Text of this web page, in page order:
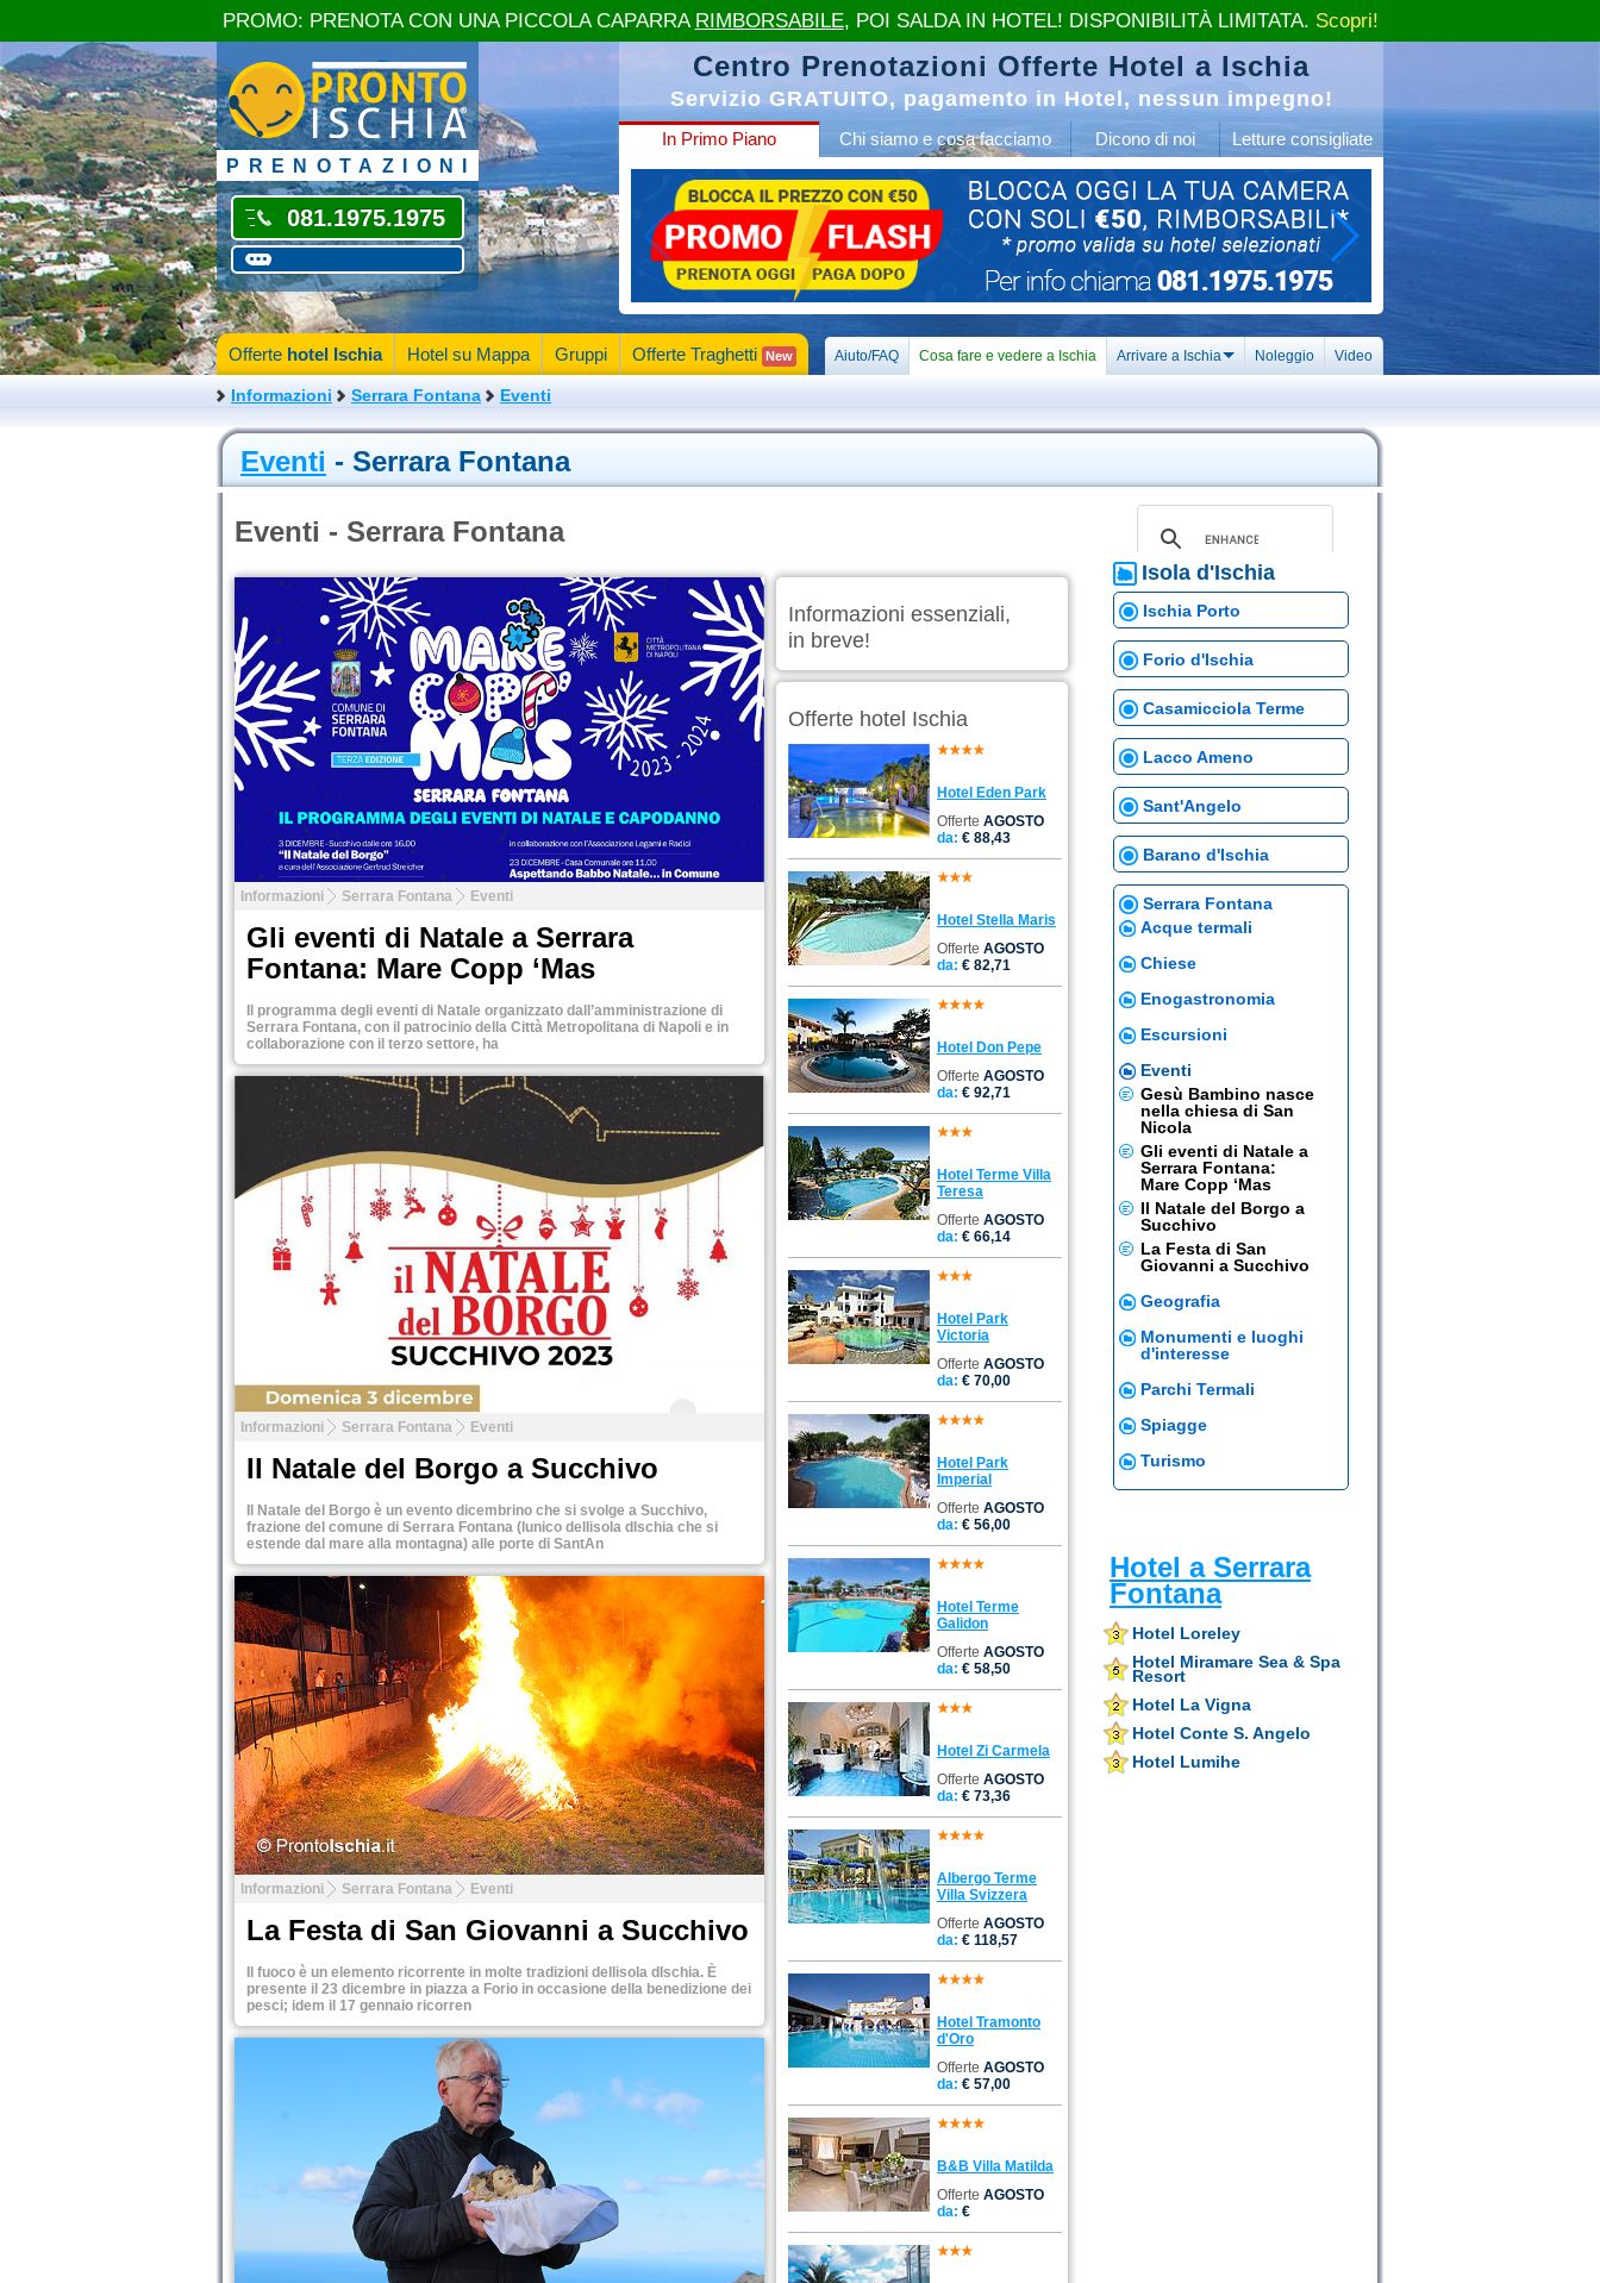
PRENOTAZIONI
081.1975.1975
Centro Prenotazioni Offerte Hotel a Ischia
Servizio GRATUITO, pagamento in Hotel, nessun impegno!
In Primo Piano Chi siamo e cosa facciamo Dicono di noi Letture consigliate
Offerte hotel Ischia Hotel su Mappa Gruppi Offerte Traghetti New Aiuto/FAQ Cosa fare e vedere a Ischia Arrivare a Ischia Noleggio Video
Informazioni Serrara Fontana Eventi
Eventi - Serrara Fontana
Eventi - Serrara Fontana
Informazioni Serrara Fontana Eventi
Gli eventi di Natale a Serrara
Fontana: Mare Copp ‘Mas
Il programma degli eventi di Natale organizzato dall’amministrazione di
Serrara Fontana, con il patrocinio della Città Metropolitana di Napoli e in
collaborazione con il terzo settore, ha
Tweet
Informazioni Serrara Fontana Eventi
Il Natale del Borgo a Succhivo
Il Natale del Borgo è un evento dicembrino che si svolge a Succhivo,
frazione del comune di Serrara Fontana (lunico dellisola dIschia che si
estende dal mare alla montagna) alle porte di SantAn
Tweet
Informazioni Serrara Fontana Eventi
La Festa di San Giovanni a Succhivo
Il fuoco è un elemento ricorrente in molte tradizioni dellisola dIschia. È
presente il 23 dicembre in piazza a Forio in occasione della benedizione dei
pesci; idem il 17 gennaio ricorren
Informazioni essenziali,
in breve!
Offerte hotel Ischia
Hotel Eden Park
Offerte AGOSTO
da: € 88,43
Hotel Stella Maris
Offerte AGOSTO
da: € 82,71
Hotel Don Pepe
Offerte AGOSTO
da: € 92,71
Hotel Terme Villa
Teresa
Offerte AGOSTO
da: € 66,14
Hotel Park
Victoria
Offerte AGOSTO
da: € 70,00
Hotel Park
Imperial
Offerte AGOSTO
da: € 56,00
Hotel Terme
Galidon
Offerte AGOSTO
da: € 58,50
Hotel Zi Carmela
Offerte AGOSTO
da: € 73,36
Albergo Terme
Villa Svizzera
Offerte AGOSTO
da: € 118,57
Hotel Tramonto
d'Oro
Offerte AGOSTO
da: € 57,00
B&B Villa Matilda
Offerte AGOSTO
da: €
Isola d'Ischia
Ischia Porto
Forio d'Ischia
Casamicciola Terme
Lacco Ameno
Sant'Angelo
Barano d'Ischia
Serrara Fontana
Acque termali
Chiese
Enogastronomia
Escursioni
Eventi
Gesù Bambino nasce
nella chiesa di San
Nicola
Gli eventi di Natale a
Serrara Fontana:
Mare Copp ‘Mas
Il Natale del Borgo a
Succhivo
La Festa di San
Giovanni a Succhivo
Geografia
Monumenti e luoghi
d'interesse
Parchi Termali
Spiagge
Turismo
Hotel a Serrara
Fontana
Hotel Loreley
Hotel Miramare Sea & Spa
Resort
Hotel La Vigna
Hotel Conte S. Angelo
Hotel Lumihe
PROMO: PRENOTA CON UNA PICCOLA CAPARRA RIMBORSABILE, POI SALDA IN HOTEL! DISPONIBILITÀ LIMITATA. Scopri!